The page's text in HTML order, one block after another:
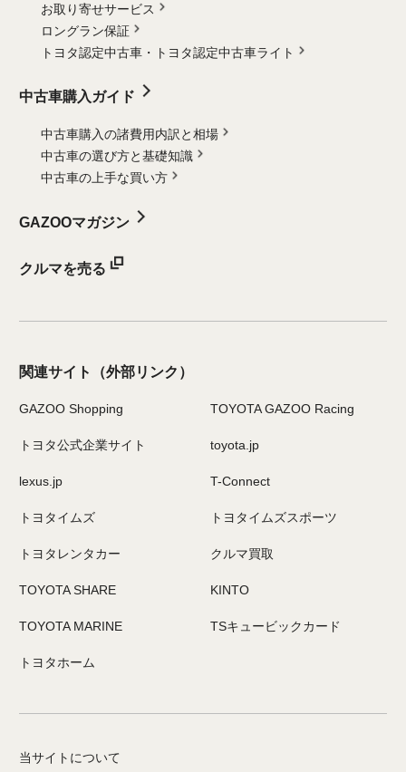
お取り寄せサービス
ロングラン保証
トヨタ認定中古車・
トヨタ認定中古車ライト
中古車購入ガイド
中古車購入の諸費用内訳と相場
中古車の選び方と基礎知識
中古車の上手な買い方
GAZOOマガジン
クルマを売る
関連サイト （外部リンク）
GAZOO Shopping TOYOTA GAZOO Racing
トヨタ公式企業サイト toyota.jp
lexus.jp T-Connect
トヨタイムズ トヨタイムズスポーツ
トヨタレンタカー クルマ買取
TOYOTA SHARE KINTO
TOYOTA MARINE TSキュービックカード
トヨタホーム
当サイトについて